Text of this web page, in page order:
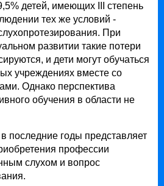
детей, имеющих ІІІ степень
тех же условий -
При
развитии такие потери
и дети могут обучаться
учреждениях вместе со
Однако перспектива
обучения в области не
последние годы представляет
профессии
слухом и вопрос